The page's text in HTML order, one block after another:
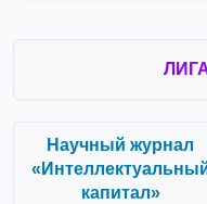
Научный журнал
капитал»